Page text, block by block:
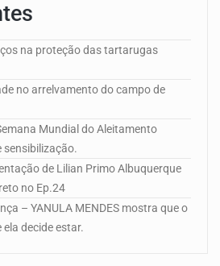
na proteção das tartarugas
no arrelvamento do campo de
Mundial do Aleitamento
sensibilização.
de Lilian Primo Albuquerque
no Ep.24
– YANULA MENDES mostra que o
ela decide estar.